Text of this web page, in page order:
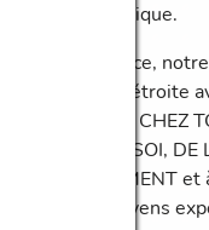
pédagogique.
En conséquence,
collaboration étroite
DEVELOPPER CHEZ
RESPECT DE SOI, DE
ENVIRONNEMENT
actions et moyens